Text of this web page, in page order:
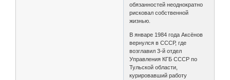
обязанностей неоднократно
рисковал собственной
жизнью.
В январе 1984 года Аксёнов
вернулся в СССР, где
возглавил 3-й отдел
Управления КГБ СССР по
Тульской области,
курировавший работу